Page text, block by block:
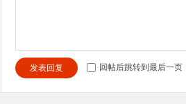
发表回复 回帖后跳转到最后一页